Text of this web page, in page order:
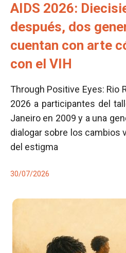
AIDS 2026:
después, dos
cuentan con arte
con el VIH
Through Positive Eyes: Rio
2026 a participantes del
Janeiro en 2009 y a una
dialogar sobre los cambios
del estigma
30/07/2026